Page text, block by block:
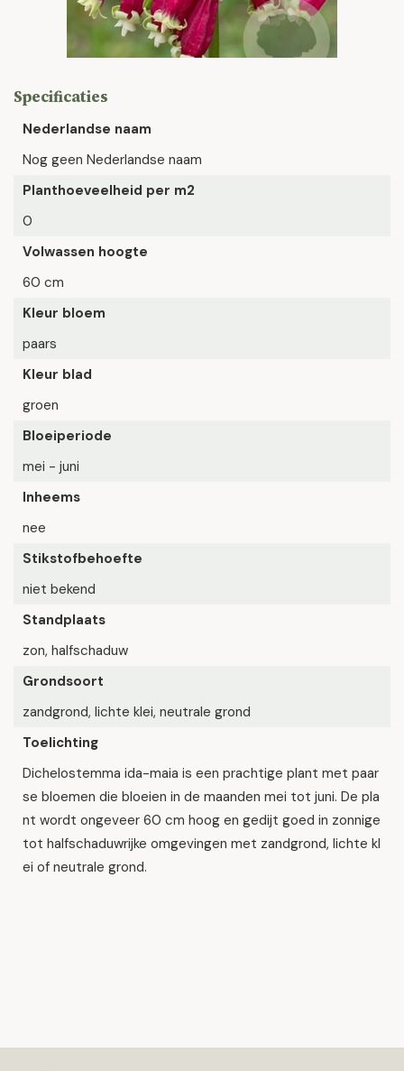
Specificaties
Nederlandse naam
Nog geen Nederlandse naam
Planthoeveelheid per m2
0
Volwassen hoogte
60 cm
Kleur bloem
paars
Kleur blad
groen
Bloeiperiode
mei - juni
Inheems
nee
Stikstofbehoefte
niet bekend
Standplaats
zon, halfschaduw
Grondsoort
zandgrond, lichte klei, neutrale grond
Toelichting
Dichelostemma ida-maia is een prachtige plant met paar
se bloemen die bloeien in de maanden mei tot juni. De pla
nt wordt ongeveer 60 cm hoog en gedijt goed in zonnige
tot halfschaduwrijke omgevingen met zandgrond, lichte kl
ei of neutrale grond.